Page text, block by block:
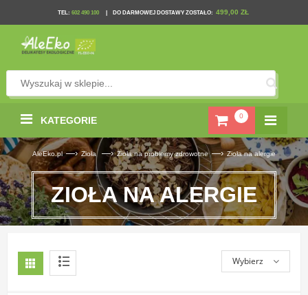
TEL: 602 490 100 DO DARMOWEJ DOSTAWY ZOSTAŁO: 499,00 ZŁ
0
KATEGORIE
AleEko.pl —› Zioła —› Zioła na problemy zdrowotne —› Zioła na alergie
ZIOŁA NA ALERGIE
Wybierz